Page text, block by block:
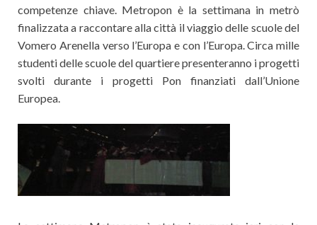
competenze chiave. Metropon è la settimana in metrò
finalizzata a raccontare alla città il viaggio delle scuole del
Vomero Arenella verso l’Europa e con l’Europa. Circa mille
studenti delle scuole del quartiere presenteranno i progetti
svolti durante i progetti Pon finanziati dall’Unione
Europea.